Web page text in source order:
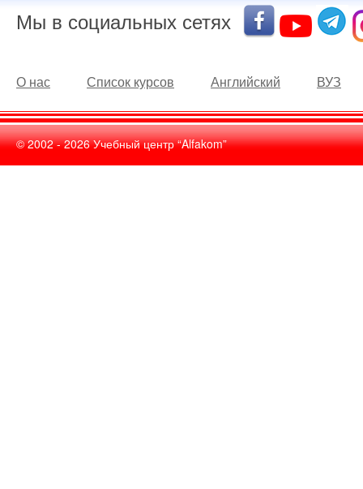
Мы в социальных сетях
О нас Список курсов Английский ВУЗ
© 2002 -2026Учебный центр “Alfakom”